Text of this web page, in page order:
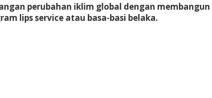
perubahan iklim global dengan
lips service atau basa-basi belaka.